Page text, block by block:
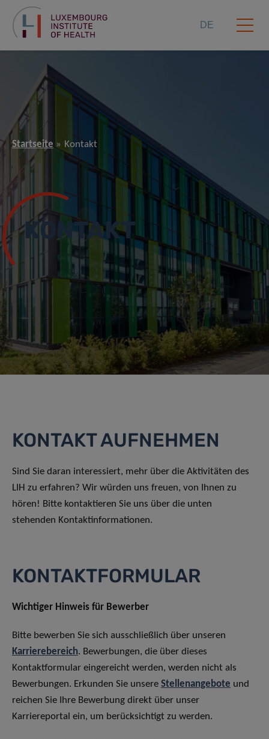
DE
Startseite Kontakt
KONTAKT
KONTAKT AUFNEHMEN
Sind Sie daran interessiert, mehr über die Aktivitäten des
LIH zu erfahren? Wir würden uns freuen, von Ihnen zu
hören! Bitte kontaktieren Sie uns über die unten
stehenden Kontaktinformationen.
KONTAKTFORMULAR
Wichtiger Hinweis für Bewerber
Bitte bewerben Sie sich ausschließlich über unseren
Karrierebereich. Bewerbungen, die über dieses
Kontaktformular eingereicht werden, werden nicht als
Bewerbungen. Erkunden Sie unsere Stellenangebote und
reichen Sie Ihre Bewerbung direkt über unser
Karriereportal ein, um berücksichtigt zu werden.